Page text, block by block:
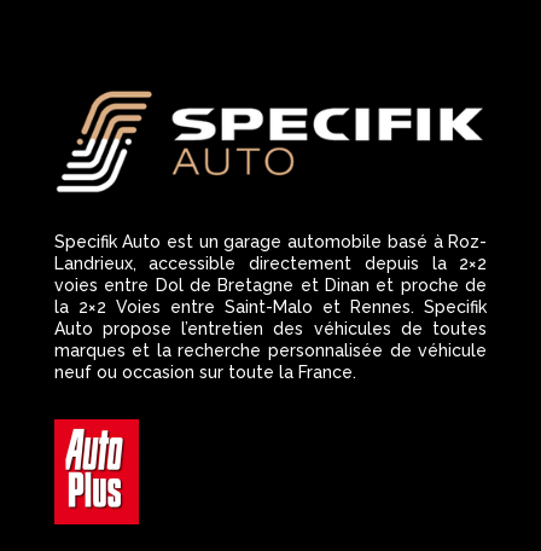
Specifik Auto est un garage automobile basé à Roz-
Landrieux, accessible directement depuis la 2×2
voies entre Dol de Bretagne et Dinan et proche de
la 2×2 Voies entre Saint-Malo et Rennes. Specifik
Auto propose l’entretien des véhicules de toutes
marques et la recherche personnalisée de véhicule
neuf ou occasion sur toute la France.